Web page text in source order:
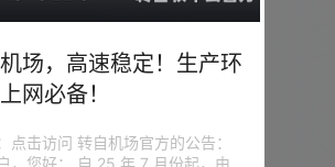
，低价
址，各
延
官方测速
IP和Vir
场，高速稳定！生产环
网必备！
点击访问 转自机场官方的公告：
，您好： 自 25 年 7 月份起，由